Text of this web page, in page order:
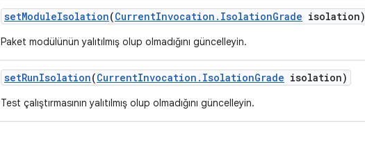
setModuleIsolation(CurrentInvocation . IsolationGrade isolation)
Paket modülünün yalıtılmış olup olmadığını güncelleyin.
setRunIsolation(CurrentInvocation . IsolationGrade isolation)
Test çalıştırmasının yalıtılmış olup olmadığını güncelleyin.